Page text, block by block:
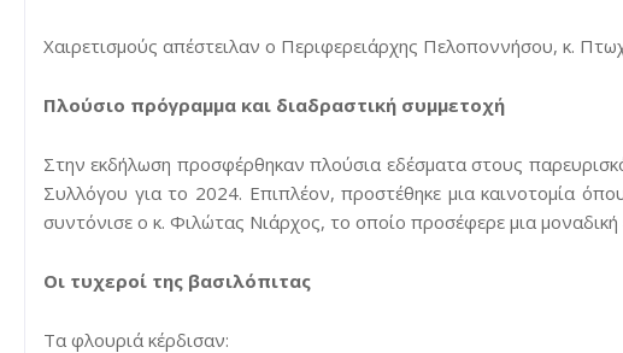
Χαιρετισμούς απέστειλαν ο Περιφερειάρχης Πελοποννήσου, κ.
Πλούσιο πρόγραμμα και διαδραστική συμμετοχή
Στην εκδήλωση προσφέρθηκαν πλούσια εδέσματα στους
Συλλόγου για το 2024. Επιπλέον, προστέθηκε μια καινοτομία
συντόνισε ο κ. Φιλώτας Νιάρχος, το οποίο προσέφερε μια
Οι τυχεροί της βασιλόπιτας
Τα φλουριά κέρδισαν: